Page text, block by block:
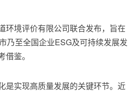
环境评价有限公司联合发布，旨在
乃至全国企业ESG及可持续发展发
鉴。
是实现高质量发展的关键环节。近